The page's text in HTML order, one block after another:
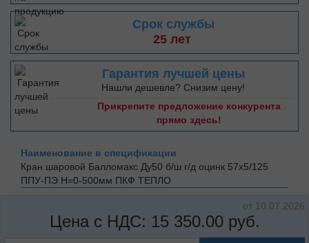
Срок службы
25 лет
Гарантия лучшей цены
Нашли дешевле? Снизим цену!
Прикрепите предложение конкурента
прямо здесь!
Наименование в спецификации
Кран шаровой Балломакс Ду50 б/ш г/д оцинк 57х5/125
ППУ-ПЭ H=0-500мм ПКФ ТЕПЛО
от 10.07.2026
Цена с НДС: 15 350.00руб.